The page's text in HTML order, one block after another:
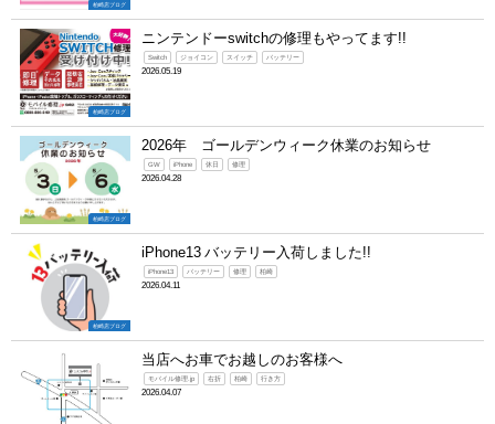
柏崎店ブログ
柏崎店ブログ
ニンテンドーswitchの修理もやってます!!
Switch ジョイコン スイッチ バッテリー
2026.05.19
柏崎店ブログ
2026年 ゴールデンウィーク休業のお知らせ
GW iPhone 休日 修理
2026.04.28
柏崎店ブログ
iPhone13 バッテリー入荷しました!!
iPhone13 バッテリー 修理 柏崎
2026.04.11
当店へお車でお越しのお客様へ
モバイル修理.jp 右折 柏崎 行き方
2026.04.07